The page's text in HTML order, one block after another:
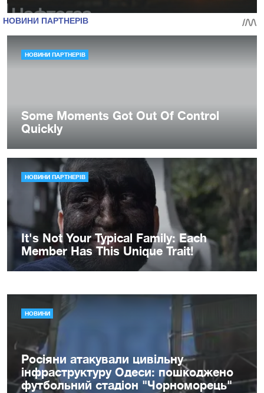
НОВИНИ
Росіяни атакували цивільну
інфраструктуру Одеси: пошкоджено
футбольний стадіон "Чорноморець"